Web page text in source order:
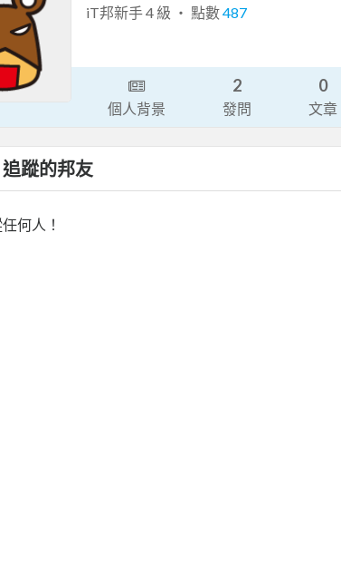
iT邦新手 4 級 ‧ 點數487
個人背景
2
發問
0
文章
蹤的邦友
何人！